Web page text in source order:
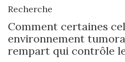
Recherche
Comment certaines
environnement
rempart qui contrôle